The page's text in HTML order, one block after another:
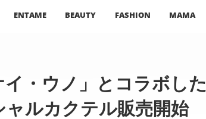
ENTAME BEAUTY FASHION MAMA
・ウノ」とコラボした
ルカクテル販売開始